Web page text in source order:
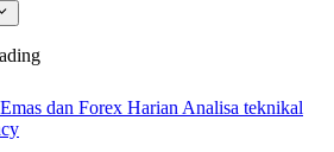
dan Forex Harian Analisa teknikal